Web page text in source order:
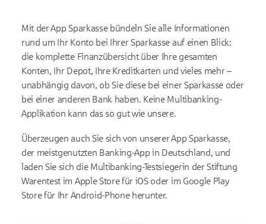
Mit der App Sparkasse bündeln Sie alle Informationen
rund um Ihr Konto bei Ihrer Sparkasse auf einen Blick:
die komplette Finanzübersicht über Ihre gesamten
Konten, Ihr Depot, Ihre Kreditkarten und vieles mehr –
unabhängig davon, ob Sie diese bei einer Sparkasse oder
bei einer anderen Bank haben. Keine Multibanking-
Applikation kann das so gut wie unsere.
Überzeugen auch Sie sich von unserer App Sparkasse,
der meistgenutzten Banking-App in Deutschland, und
laden Sie sich die Multibanking-Testsiegerin der Stiftung
Warentest im Apple Store für iOS oder im Google Play
Store für Ihr Android-Phone herunter.